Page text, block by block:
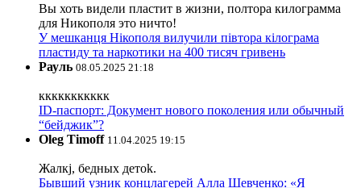
Вы хоть видели пластит в жизни, полтора килограмма
для Никополя это ничто!
У мешканця Нікополя вилучили півтора кілограма
пластиду та наркотики на 400 тисяч гривень
Рауль 08.05.2025 21:18
ккккккккккк
ID-паспорт: Документ нового поколения или обычный
“бейджик”?
Oleg Timoff 11.04.2025 19:15
Жалкj, бедных детok.
Бывший узник концлагерей Алла Шевченко: «Я